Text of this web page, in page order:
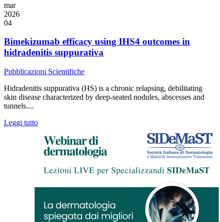
mar
2026
04
Bimekizumab efficacy using IHS4 outcomes in
hidradenitis suppurativa
Pubblicazioni Scientifiche
Hidradenitis suppurativa (HS) is a chronic relapsing, debilitating
skin disease characterized by deep-seated nodules, abscesses and
tunnels....
Leggi tutto